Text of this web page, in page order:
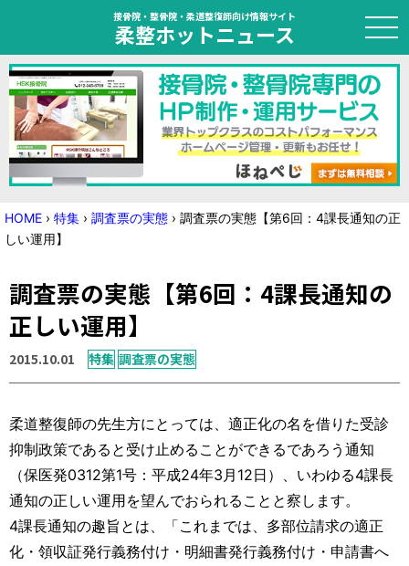
接骨院・整骨院・柔道整復師向け情報サイト
柔整ホットニュース
HOME
トピック
ニュース
国家試験対策
学会・セミナー情報
運営元 お問い合わせ
HOME › 特集 › 調査票の実態 › 調査票の実態【第6回：4課長通知の正
しい運用】
調査票の実態【第6回：4課長通知の
正しい運用】
2015.10.01 特集 調査票の実態
柔道整復師の先生方にとっては、適正化の名を借りた受診
抑制政策であると受け止めることができるであろう通知
（保医発0312第1号：平成24年3月12日）、いわゆる4課長
通知の正しい運用を望んでおられることと察します。
4課長通知の趣旨とは、「これまでは、多部位請求の適正
化・領収証発行義務付け・明細書発行義務付け・申請書へ